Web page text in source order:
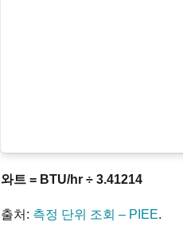
와트 = BTU/hr ÷ 3.41214
출처: 측정 단위 조회 – PIEE.